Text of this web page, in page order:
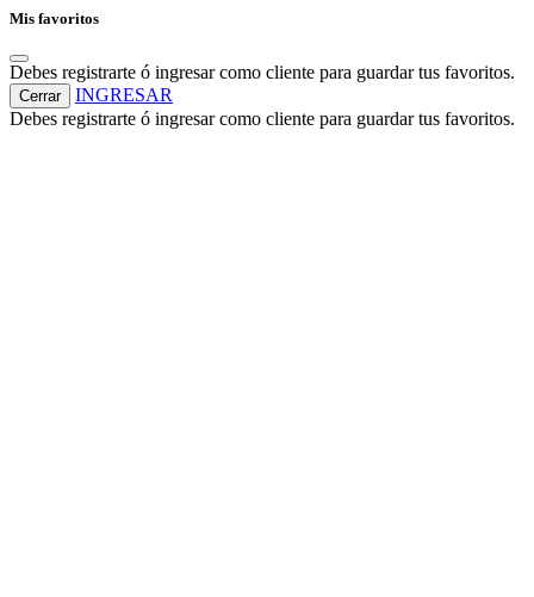
Mis favoritos
Debes registrarte ó ingresar como cliente para guardar tus favoritos.
Cerrar
INGRESAR
Debes registrarte ó ingresar como cliente para guardar tus favoritos.